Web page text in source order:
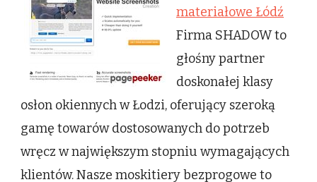
materiałowe Łódź
Firma SHADOW to
głośny partner
doskonałej klasy
osłon okiennych w Łodzi, oferujący szeroką
gamę towarów dostosowanych do potrzeb
wręcz w największym stopniu wymagających
klientów. Nasze moskitiery bezprogowe to